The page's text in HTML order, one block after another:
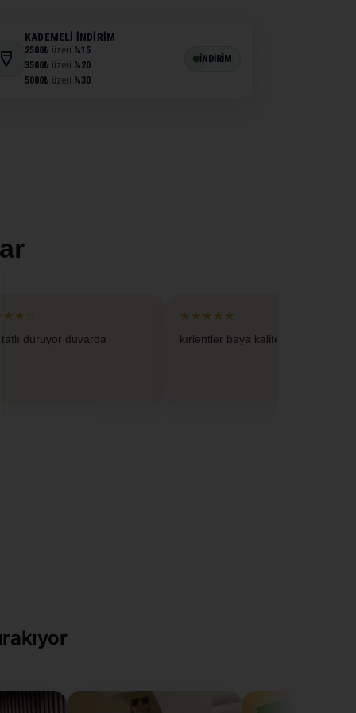
KADEMELI İNDIRIM
2500₺ üzeri %15
3500₺ üzeri %20
5000₺ üzeri %30
İNDİRİM
tatlı duruyor duvarda
★★★★★
kırlentler baya kaliteliymis